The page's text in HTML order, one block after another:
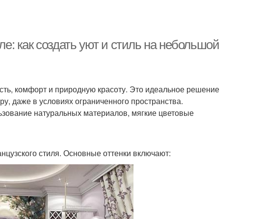
как создать уют и стиль на небольшой
комфорт и природную красоту. Это идеальное решение
даже в условиях ограниченного пространства.
натуральных материалов, мягкие цветовые
стиля. Основные оттенки включают: